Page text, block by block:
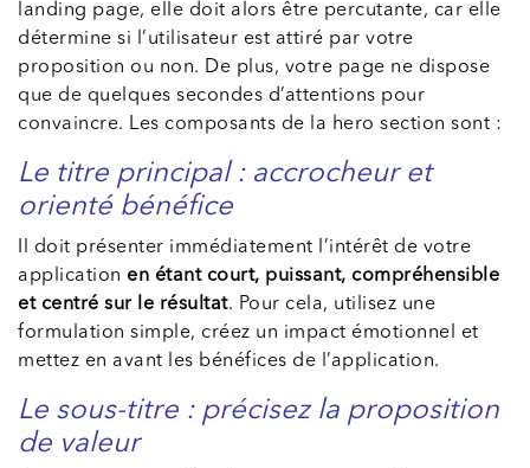
landing page, elle doit alors être percutante, car elle
détermine si l’utilisateur est attiré par votre
proposition ou non. De plus, votre page ne dispose
que de quelques secondes d’attentions pour
convaincre. Les composants de la hero section sont :
Le titre principal : accrocheur et
orienté bénéfice
Il doit présenter immédiatement l’intérêt de votre
application en étant court, puissant, compréhensible
et centré sur le résultat. Pour cela, utilisez une
formulation simple, créez un impact émotionnel et
mettez en avant les bénéfices de l’application.
Le sous-titre : précisez la proposition
de valeur